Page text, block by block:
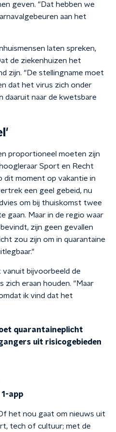
geven. "Dat hebben we
aan het
laten spreken,
de ziekenhuizen het
zijn. "De stellingname moet
dat het virus zich onder
daaruit naar de kwetsbare
proportioneel moeten zijn
Sport en Recht
dit moment op vakantie in
een geel gebeid, nu
om bij thuiskomst twee
gaan. Maar in de regio waar
zijn geen gevallen
zou zijn om in quarantaine
bijvoorbeeld de
zich eraan houden. "Maar
ik vind dat het
quarantaineplicht
uit risicogebieden
1-app
het nou gaat om nieuws uit
tech of cultuur; met de